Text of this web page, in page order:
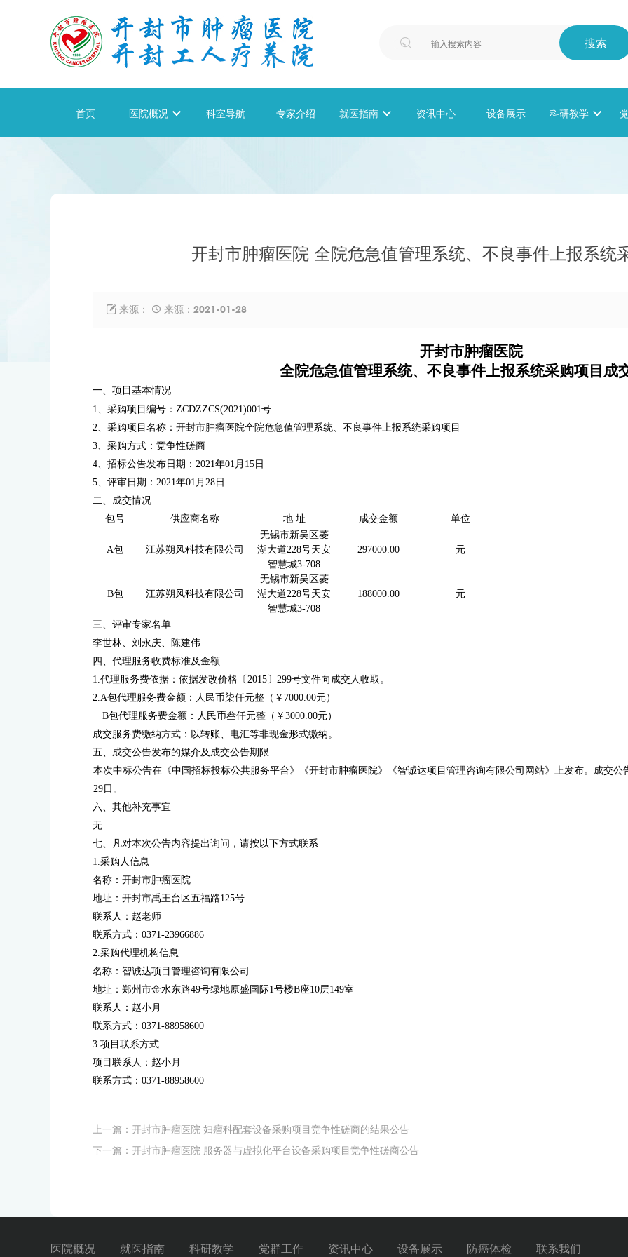
 搜索
首页 医院概况  科室导航 专家介绍 就医指南  资讯中心 设备展示 科研教学 
开封市肿瘤医院 ​全院危急值管理系统、不良事件上报系统
 来源：  来源：2021-01-28
开封市肿瘤医院
全院危急值管理系统、不良事件上报系统采购项目成
一、项目基本情况
1、采购项目编号：ZCDZZCS(2021)001号
2、采购项目名称： 开封市肿瘤医院全院危急值管理系统、不良事件上报系统采购项目
3、采购方式：竞争性磋商
4、招标公告发布日期：2021年01月15日
5、评审日期： 2021年01月28日
二、成交情况
包号
供应商名称 地 址 成交金额 单位
A包 江苏朔风科技有限公司
无锡市新吴区菱
湖大道228号天安
智慧城3-708
297000.00 元
B包 江苏朔风科技有限公司
无锡市新吴区菱
湖大道228号天安
智慧城3-708
188000.00 元
三、 评审专家名单
李世林、 刘永庆、陈建伟
四、代理服务收费标准及金额
1.代理服务费依据：依据发改价格〔2015〕299号文件向成交人收取。
2.A包代理服务费金额： 人民币柒仟元整 （￥ 7000.00元）
B包代理服务费金额 ： 人民币叁仟元整 （￥ 3000.00元）
成交服务费缴纳方式：以转账、电汇等非现金形式缴纳。
五、成交公告发布的媒介及成交公告期限
本次中标公告在 《中国招标投标公共服务平台》《开封市肿瘤医院》《智诚达项目管理咨询有限公司网站》 上发布。成交公
29日 。
六、其他补充事宜
无
七、凡对本次公告内容提出询问，请按以下方式联系
1.采购人信息
名称：开封市肿瘤医院
地址：开封市禹王台区五福路125号
联系人：赵老师
联系方式： 0371-23966886
2.采购代理机构信息
名称：智诚达项目管理咨询有限公司
地址：郑州市金水东路49号绿地原盛国际1号楼B座10层149室
联系人：赵小月
联系方式： 0371-88958600
3.项目联系方式
项目联系人：赵小月
联系方式： 0371-88958600
上一篇： 开封市肿瘤医院 ​妇瘤科配套设备采购项目竞争性磋商的结果公告
下一篇： 开封市肿瘤医院 ​服务器与虚拟化平台设备采购项目竞争性磋商公告
医院概况 就医指南 科研教学 党群工作 资讯中心 设备展示 防癌体检 联系我们